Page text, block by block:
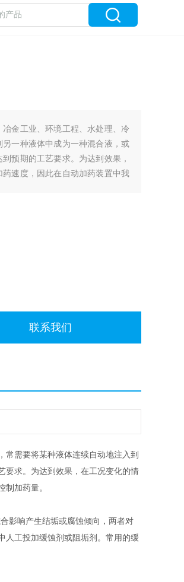
金工业、环境工程、水处理、冷
一种液体中成为一种混合液，或
预期的工艺要求。为达到效果，
速度，因此在自动加药装置中我
联系我们
常需要将某种液体连续自动地注入到
要求。为达到效果，在工况变化的情
加药量。
影响产生结垢或腐蚀倾向，两者对
人工投加缓蚀剂或阻垢剂。常用的缓